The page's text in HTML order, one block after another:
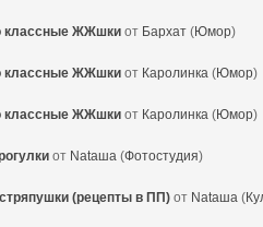
классные ЖЖшки от Бархат (Юмор)
классные ЖЖшки от Каролинка (Юмор)
классные ЖЖшки от Каролинка (Юмор)
от Nataшa (Фотостудия)
(рецепты в ПП) от Nataшa (